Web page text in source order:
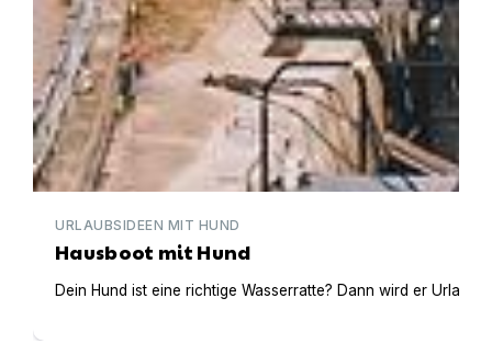
URLAUBSIDEEN MIT HUND
Hausboot mit Hund
Dein Hund ist eine richtige Wasserratte? Dann wird er